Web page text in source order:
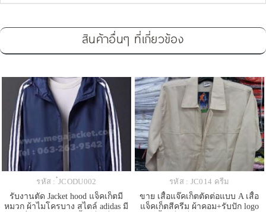
สินค้าอื่นๆ ที่เกี่ยวข้อง
รหัส : ๋JCODU002
รับงานตัด Jacket hood แจ็คเก็ตมี
หมวก ผ้าไมโครบาง สไตล์ adidas มี
รหัส : JC014 ครีม
ขาย เสื้อแจ๊คเก็ตตัดต่อแบบ A เสื้อ
แจ็คเก็ตสีครีม ผ้าคอม+รับปัก logo